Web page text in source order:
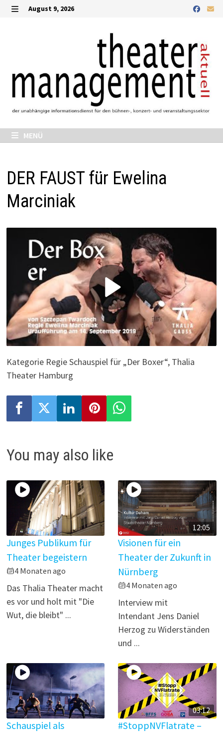
Zurück
August 9, 2026
MENÜ
DER FAUST für Ewelina
Marciniak
P
l
a
y
i
e
o
Kategorie Regie Schauspiel für „Der Boxer“, Thalia
Theater Hamburg
You may also like
Junges Publikum für
Theater begeistern
4 Monaten ago
Das Thalia Theater macht
es vor und holt mit "Die
Wut, die bleibt" ...
12:05
Visionen für ein
Theater der Zukunft in
Nürnberg
4 Monaten ago
Interview mit
Intendant Jens Daniel
Herzog zu Widerständen
und ...
Schauspiel als
03:12
#StoppNVFlatrate –